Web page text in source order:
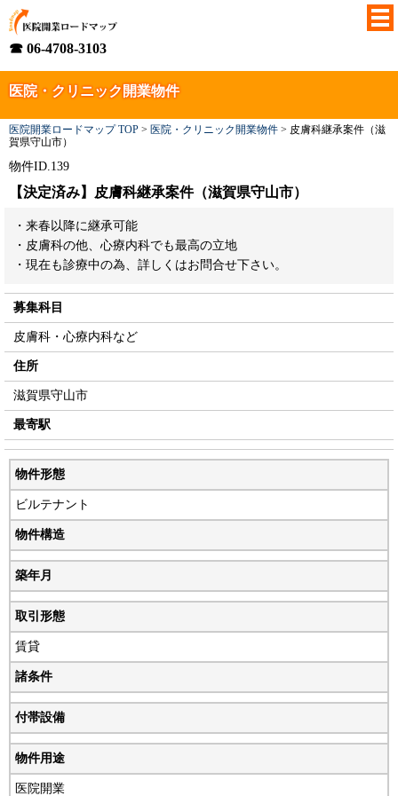
☎ 06-4708-3103
医院・クリニック開業物件
医院開業ロードマップ TOP > 医院・クリニック開業物件 > 皮膚科継承案件（滋
賀県守山市）
物件ID.139
【決定済み】皮膚科継承案件（滋賀県守山市）
・来春以降に継承可能
・皮膚科の他、心療内科でも最高の立地
・現在も診療中の為、詳しくはお問合せ下さい。
募集科目
皮膚科・心療内科など
住所
滋賀県守山市
最寄駅
物件形態
ビルテナント
物件構造
築年月
取引形態
賃貸
諸条件
付帯設備
物件用途
医院開業